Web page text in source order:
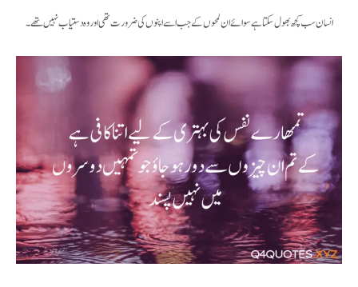
انسان سب کچھ بھول سکتا ہے سوائےان لمحوں کے جب اسے اپنوں کی ضرورت تھی اور وہ دستیاب نہیں تھے۔